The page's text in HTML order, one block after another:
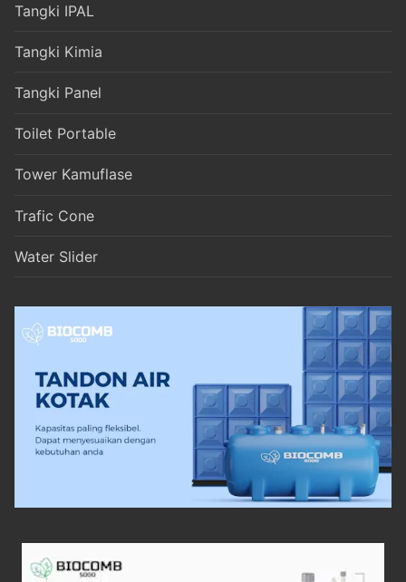
Tangki IPAL
Tangki Kimia
Tangki Panel
Toilet Portable
Tower Kamuflase
Trafic Cone
Water Slider